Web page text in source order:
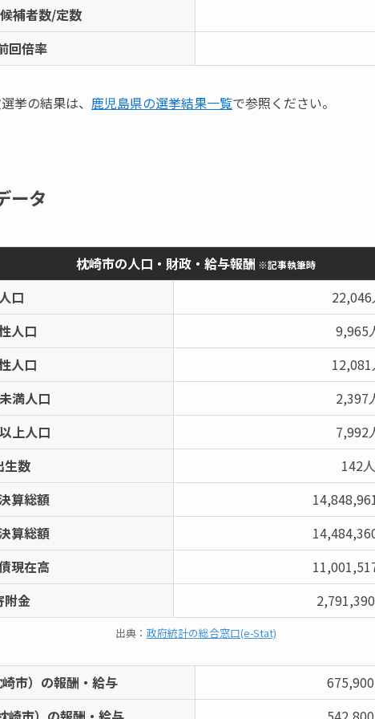
補者数/定数
回倍率
挙の結果は、 鹿児島県の選挙結果一覧で参照ください。
ータ
枕崎市の人口・財政・給与報酬 ※記事執筆時
人口
人口
9,965
人口
満人口
2,397
上人口
7,992
生数
142人
算総額
算総額
現在高
附金
出典： 政府統計の総合窓口(e-Stat)
市）の報酬・給与